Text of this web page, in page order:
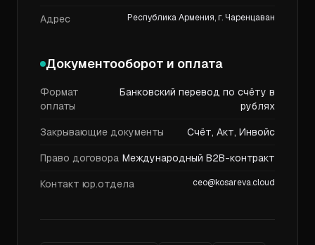
Адрес Республика Армения, г. Чаренцаван
Документооборот и оплата
Формат
оплаты
Банковский перевод по счёту в
рублях
Закрывающие документы Счёт, Акт, Инвойс
Право договора Международный B2B-контракт
Контакт юр.отдела ceo@kosareva.cloud